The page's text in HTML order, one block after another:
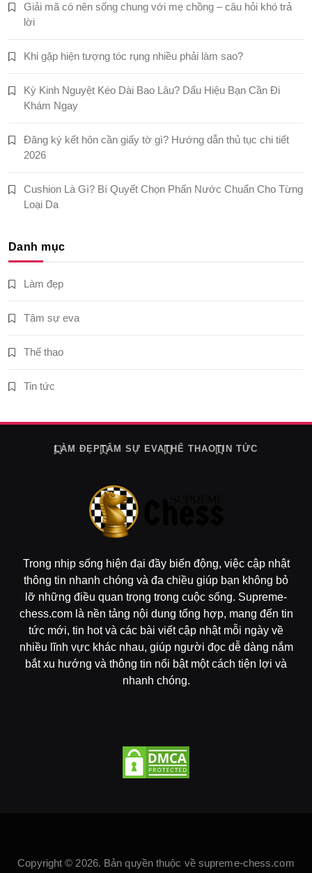
Giải mã có nên sống chung với mẹ chồng – câu hỏi khó trả
lời
Khi gặp hiện tượng tóc rụng nhiều phải làm sao?
Kỳ Kinh Nguyệt Kéo Dài Bao Lâu? Dấu Hiệu Bạn Cần Đi
Khám Ngay
Đăng ký kết hôn cần giấy tờ gì? Hướng dẫn thủ tục chi tiết
2026
Cushion Là Gì? Bí Quyết Chọn Phấn Nước Chuẩn Cho Từng
Loại Da
Danh mục
Làm đẹp
Tâm sự eva
Thể thao
Tin tức
LÀM ĐẸPTÂM SỰ EVATHỂ THAOTIN TỨC
Trong nhịp sống hiện đại đầy biến động, việc cập nhật
thông tin nhanh chóng và đa chiều giúp bạn không bỏ
lỡ những điều quan trọng trong cuộc sống. Supreme-
chess.com là nền tảng nội dung tổng hợp, mang đến tin
tức mới, tin hot và các bài viết cập nhật mỗi ngày về
nhiều lĩnh vực khác nhau, giúp người đọc dễ dàng nắm
bắt xu hướng và thông tin nổi bật một cách tiện lợi và
nhanh chóng.
Copyright © 2026. Bản quyền thuộc về supreme-chess.com